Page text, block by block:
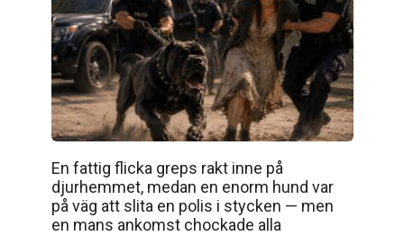
En fattig flicka greps rakt inne på
djurhemmet, medan en enorm hund var
på väg att slita en polis i stycken — men
en mans ankomst chockade alla